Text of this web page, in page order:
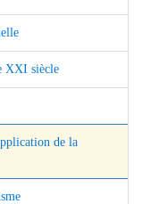
XXI siècle
de la